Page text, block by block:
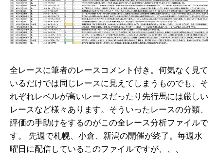
全レースに筆者のレースコメント付き。何気なく見て
いるだけでは同じレースに見えてしまうものでも、そ
れぞれレベルが高いレースだったり先行馬には厳しい
レースなど様々あります。そういったレースの分類、
評価の手助けをするのがこの全レース分析ファイルで
す。 先週で札幌、小倉、新潟の開催が終了。毎週水
曜日に配信しているこのファイルですが、、、